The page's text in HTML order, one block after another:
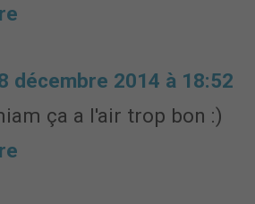
décembre 2014 à 18:52
ça a l'air trop bon :)